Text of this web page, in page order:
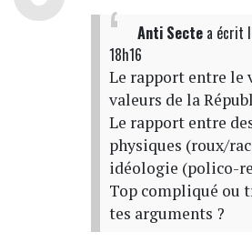
Anti Sectea écrit
18h16
Le rapport entre le
valeurs de la
Le rapport entre
physiques (roux/
idéologie (polico-
Top compliqué ou
tes arguments ?